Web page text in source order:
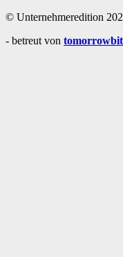
© Unternehmeredition
- betreut von